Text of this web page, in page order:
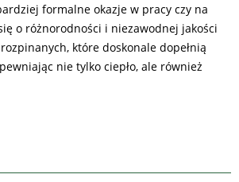
formalne okazje w pracy czy na
o różnorodności i niezawodnej jakości
które doskonale dopełnią
nie tylko ciepło, ale również